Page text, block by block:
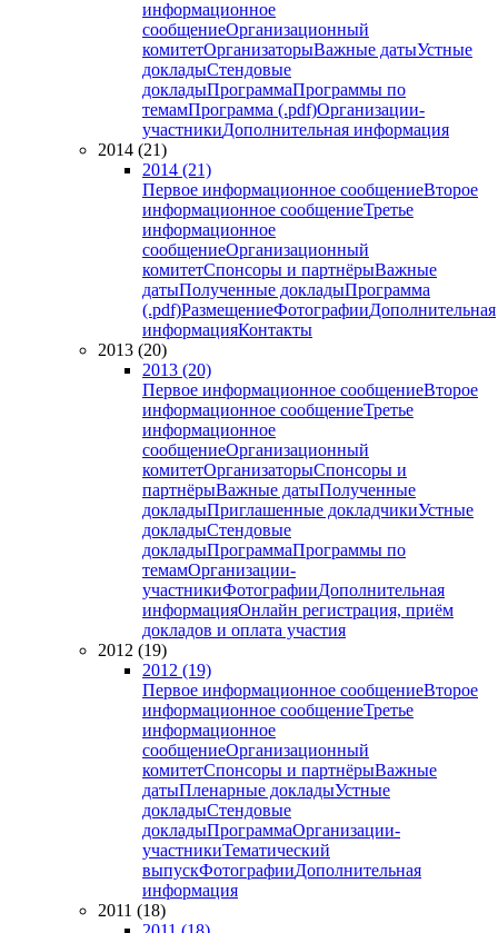
информационное
сообщениеОрганизационный
комитетОрганизаторыВажные датыУстные
докладыСтендовые
докладыПрограммаПрограммы по
темамПрограмма (.pdf)Организации-
участникиДополнительная информация
2014 (21)
2014 (21)
Первое информационное сообщениеВторое
информационное сообщениеТретье
информационное
сообщениеОрганизационный
комитетСпонсоры и партнёрыВажные
датыПолученные докладыПрограмма
(.pdf)РазмещениеФотографииДополнительная
информацияКонтакты
2013 (20)
2013 (20)
Первое информационное сообщениеВторое
информационное сообщениеТретье
информационное
сообщениеОрганизационный
комитетОрганизаторыСпонсоры и
партнёрыВажные датыПолученные
докладыПриглашенные докладчикиУстные
докладыСтендовые
докладыПрограммаПрограммы по
темамОрганизации-
участникиФотографииДополнительная
информацияОнлайн регистрация, приём
докладов и оплата участия
2012 (19)
2012 (19)
Первое информационное сообщениеВторое
информационное сообщениеТретье
информационное
сообщениеОрганизационный
комитетСпонсоры и партнёрыВажные
датыПленарные докладыУстные
докладыСтендовые
докладыПрограммаОрганизации-
участникиТематический
выпускФотографииДополнительная
информация
2011 (18)